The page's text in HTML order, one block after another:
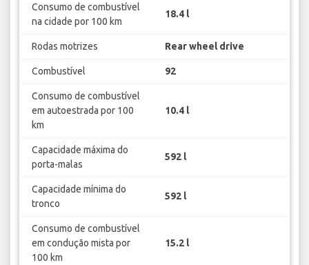
Consumo de combustível
na cidade por 100 km
18.4 l
Rodas motrizes Rear wheel drive
Combustível 92
Consumo de combustível
em autoestrada por 100
km
10.4 l
Capacidade máxima do
porta-malas
592 l
Capacidade mínima do
tronco
592 l
Consumo de combustível
em condução mista por
100 km
15.2 l